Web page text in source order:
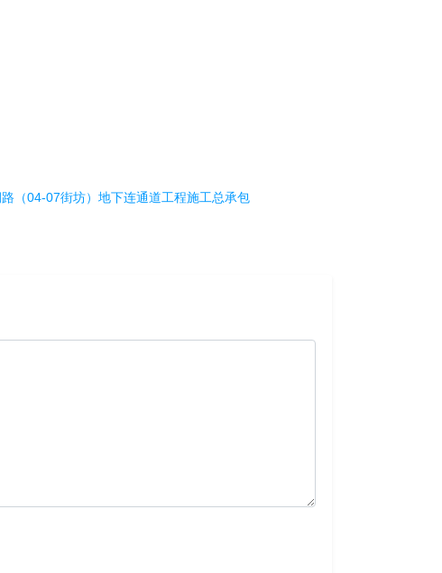
（04-07街坊）地下连通道工程施工总承包